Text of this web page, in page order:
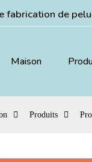
fabrication de
Maison
Produits